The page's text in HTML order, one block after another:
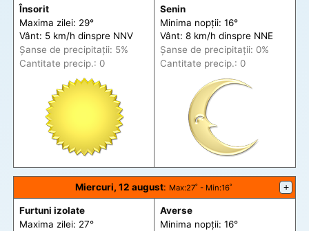
Însorit
Maxima zilei: 29°
Vânt: 5 km/h dinspre NNV
Șanse de precipitații: 5%
Cantitate precip.: 0
Senin
Minima nopții: 16°
Vânt: 8 km/h dinspre NNE
Șanse de precipitații: 0%
Cantitate precip.: 0
Miercuri, 12 august: Max:27˚ - Min:16˚ +
Furtuni izolate
Maxima zilei: 27°
Averse
Minima nopții: 16°